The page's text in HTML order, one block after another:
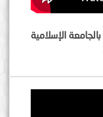
الإسلامية